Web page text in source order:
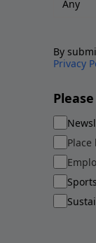
By
Privacy